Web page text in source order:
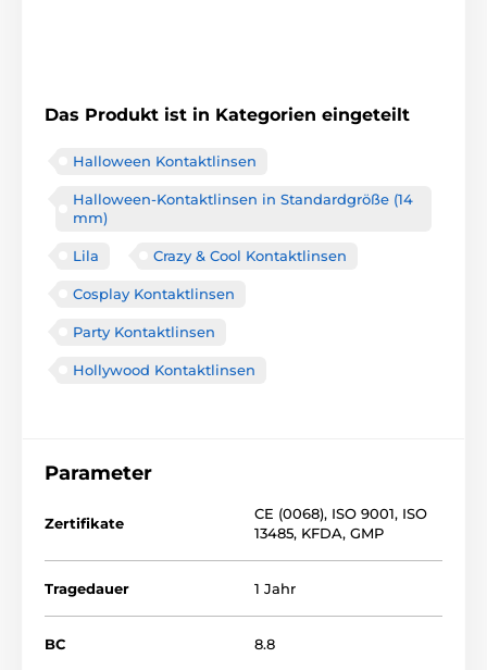
Das Produkt ist in Kategorien eingeteilt
Halloween Kontaktlinsen
Halloween-Kontaktlinsen in Standardgröße (14
mm)
Lila Crazy & Cool Kontaktlinsen
Cosplay Kontaktlinsen
Party Kontaktlinsen
Hollywood Kontaktlinsen
Parameter
Zertifikate
CE (0068), ISO 9001, ISO
13485, KFDA, GMP
Tragedauer 1 Jahr
BC 8.8